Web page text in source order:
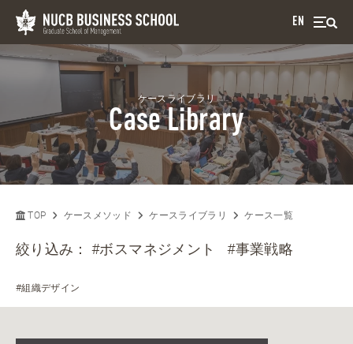
EN
ケースライブラリ
Case Library
TOP ケースメソッド ケースライブラリ ケース一覧
絞り込み：#ボスマネジメント #事業戦略
#組織デザイン